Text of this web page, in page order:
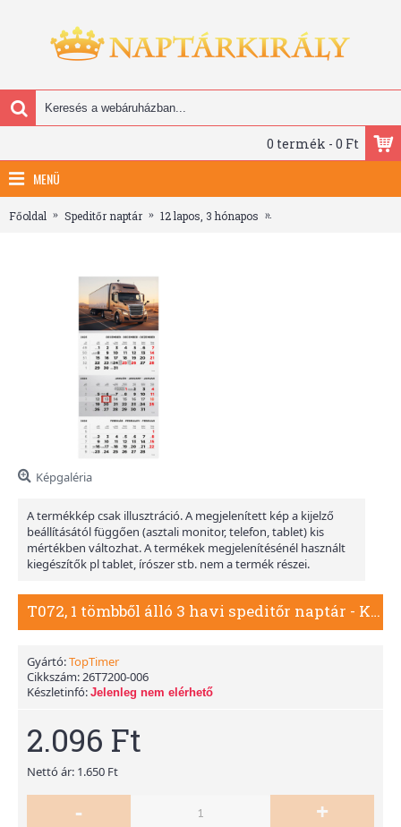
0 termék - 0 Ft
MENÜ
Főoldal Speditőr naptár 12 lapos, 3 hónapos
Képgaléria
A termékkép csak illusztráció. A megjelenített kép a kijelző
beállításától függően (asztali monitor, telefon, tablet) kis
mértékben változhat. A termékek megjelenítésénél használt
kiegészítők pl tablet, írószer stb. nem a termék részei.
T072, 1 tömbből álló 3 havi speditőr naptár - Kamion fejrésszel
Gyártó:TopTimer
Cikkszám:26T7200-006
Készletinfó: Jelenleg nem elérhető
2.096 Ft
Nettó ár: 1.650 Ft
- +